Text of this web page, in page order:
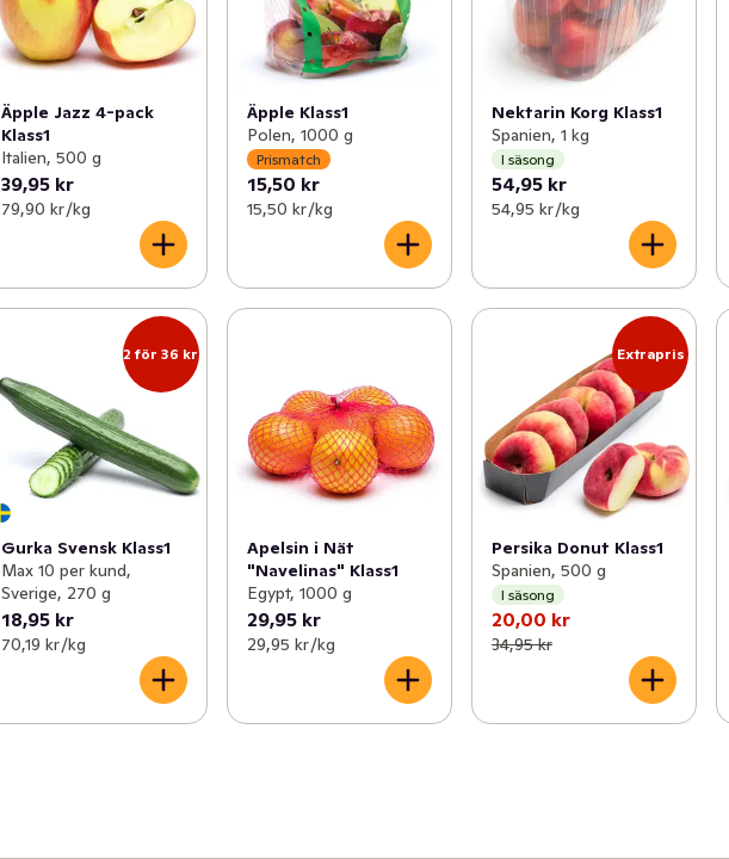
Äpple Jazz 4-pack
Klass1
Italien, 500 g
39,95 kr
79,90 kr /kg
Äpple Klass1
Polen, 1000 g
Prismatch
15,50 kr
15,50 kr /kg
Nektarin Korg Klass1
Spanien, 1 kg
I säsong
54,95 kr
54,95 kr /kg
2 för 36 kr
Gurka Svensk Klass1
Max 10 per kund,
Sverige, 270 g
18,95 kr
70,19 kr /kg
Apelsin i Nät
"Navelinas" Klass1
Egypt, 1000 g
29,95 kr
29,95 kr /kg
Extrapris
Persika Donut Klass1
Spanien, 500 g
I säsong
20,00 kr
34,95 kr